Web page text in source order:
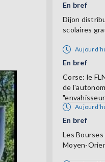
En bref
Dijon
scolaires
En bref
Corse: le
de
En bref
Les
Moyen-